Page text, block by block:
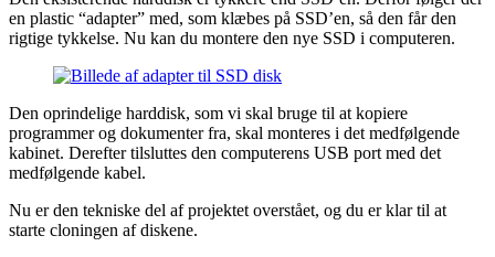
en plastic “adapter” med, som klæbes på SSD’en, så den får den
rigtige tykkelse. Nu kan du montere den nye SSD i computeren.
Den oprindelige harddisk, som vi skal bruge til at kopiere
programmer og dokumenter fra, skal monteres i det medfølgende
kabinet. Derefter tilsluttes den computerens USB port med det
medfølgende kabel.
Nu er den tekniske del af projektet overstået, og du er klar til at
starte cloningen af diskene.